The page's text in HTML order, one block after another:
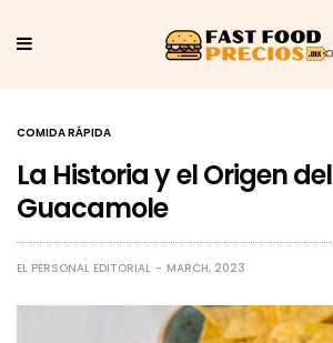
COMIDA RÁPIDA
La Historia y el Origen del
Guacamole
EL PERSONAL EDITORIAL MARCH, 2023